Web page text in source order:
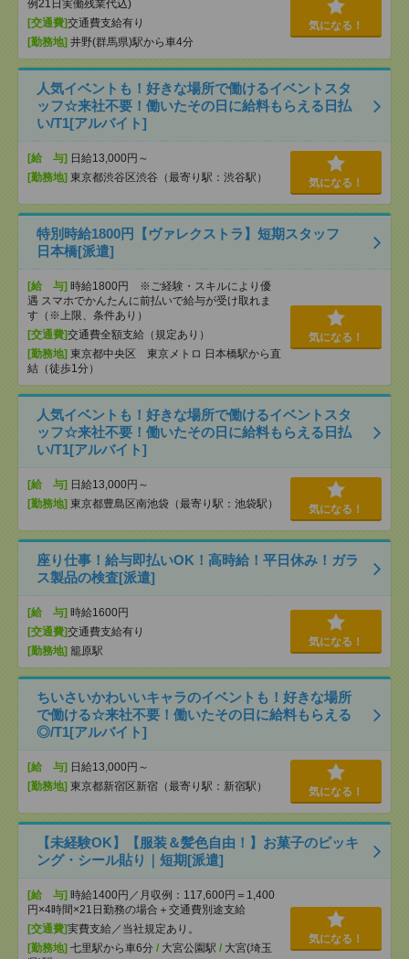
例21日実働残業代込)
[交通費]交通費支給有り
[勤務地] 井野(群馬県)駅から車4分
気になる！
人気イベントも！好きな場所で働けるイベントスタ
ッフ☆来社不要！働いたその日に給料もらえる日払
い/T1[アルバイト]
[給 与] 日給13,000円～
[勤務地] 東京都渋谷区渋谷（最寄り駅：渋谷駅） 気になる！
特別時給1800円【ヴァレクストラ】短期スタッフ
日本橋[派遣]
[給 与] 時給1800円 ※ご経験・スキルにより優
遇 スマホでかんたんに前払いで給与が受け取れま
す（※上限、条件あり）
[交通費]交通費全額支給（規定あり）
[勤務地] 東京都中央区 東京メトロ 日本橋駅から直
結（徒歩1分）
気になる！
人気イベントも！好きな場所で働けるイベントスタ
ッフ☆来社不要！働いたその日に給料もらえる日払
い/T1[アルバイト]
[給 与] 日給13,000円～
[勤務地] 東京都豊島区南池袋（最寄り駅：池袋駅） 気になる！
座り仕事！給与即払いOK！高時給！平日休み！ガラ
ス製品の検査[派遣]
[給 与] 時給1600円
[交通費]交通費支給有り
[勤務地] 籠原駅
気になる！
ちいさいかわいいキャラのイベントも！好きな場所
で働ける☆来社不要！働いたその日に給料もらえる
◎/T1[アルバイト]
[給 与] 日給13,000円～
[勤務地] 東京都新宿区新宿（最寄り駅：新宿駅） 気になる！
【未経験OK】【服装＆髪色自由！】お菓子のピッキ
ング・シール貼り｜短期[派遣]
[給 与] 時給1400円／月収例：117,600円＝1,400
円×4時間×21日勤務の場合＋交通費別途支給
[交通費]実費支給／当社規定あり。
[勤務地] 七里駅から車6分 / 大宮公園駅 / 大宮(埼玉
気になる！